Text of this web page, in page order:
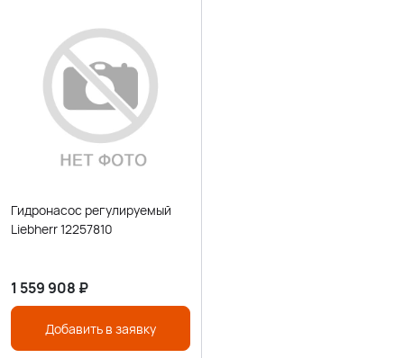
Гидронасос регулируемый
Liebherr 12257810
1 559 908 ₽
Добавить в заявку